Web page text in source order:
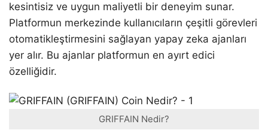
kesintisiz ve uygun maliyetli bir deneyim sunar.
Platformun merkezinde kullanıcıların çeşitli görevleri
otomatikleştirmesini sağlayan yapay zeka ajanları
yer alır. Bu ajanlar platformun en ayırt edici
özelliğidir.
GRIFFAIN Nedir?